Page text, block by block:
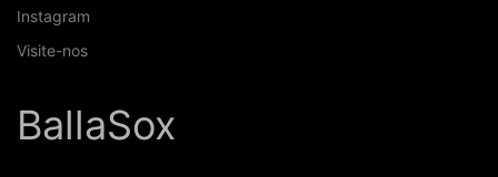
Instagram
Visite-nos
BallaSox